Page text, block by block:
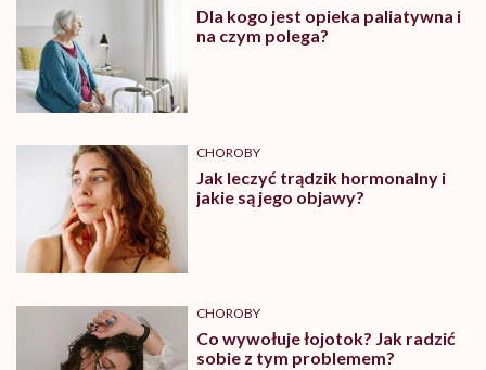
Dla kogo jest opieka paliatywna i
na czym polega?
CHOROBY
Jak leczyć trądzik hormonalny i
jakie są jego objawy?
CHOROBY
Co wywołuje łojotok? Jak radzić
sobie z tym problemem?